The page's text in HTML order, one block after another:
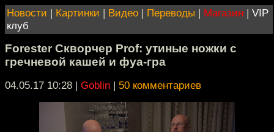
Новости | Картинки | Видео | Переводы | Магазин | VIP
клуб
Forester Скворчер Prof: утиные ножки с
гречневой кашей и фуа-гра
04.05.17 10:28 | Goblin | 50 комментариев